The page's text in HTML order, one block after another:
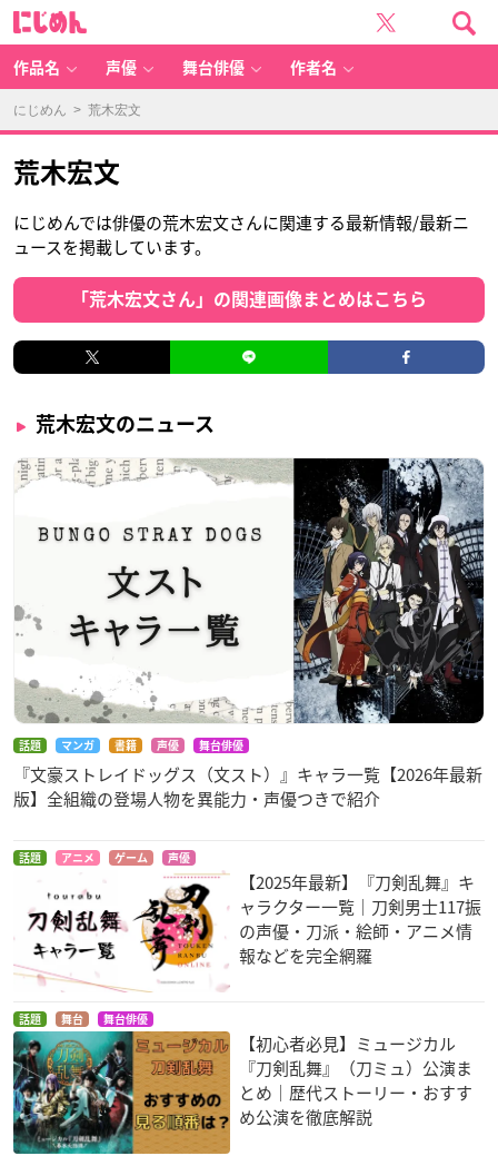
作品名 声優 舞台俳優 作者名
にじめん > 荒木宏文
荒木宏文
にじめんでは俳優の荒木宏文さんに関連する最新情報/最新ニ
ュースを掲載しています。
「荒木宏文さん」の関連画像まとめはこちら
荒木宏文のニュース
話題 マンガ 書籍 声優 舞台俳優
『文豪ストレイドッグス（文スト）』キャラ一覧【2026年最新
版】全組織の登場人物を異能力・声優つきで紹介
話題 アニメ ゲーム 声優
【2025年最新】『刀剣乱舞』キ
ャラクター一覧｜刀剣男士117振
の声優・刀派・絵師・アニメ情
報などを完全網羅
話題 舞台 舞台俳優
【初心者必見】ミュージカル
『刀剣乱舞』（刀ミュ）公演ま
とめ｜歴代ストーリー・おすす
め公演を徹底解説